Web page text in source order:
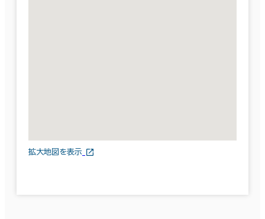
拡大地図を表示